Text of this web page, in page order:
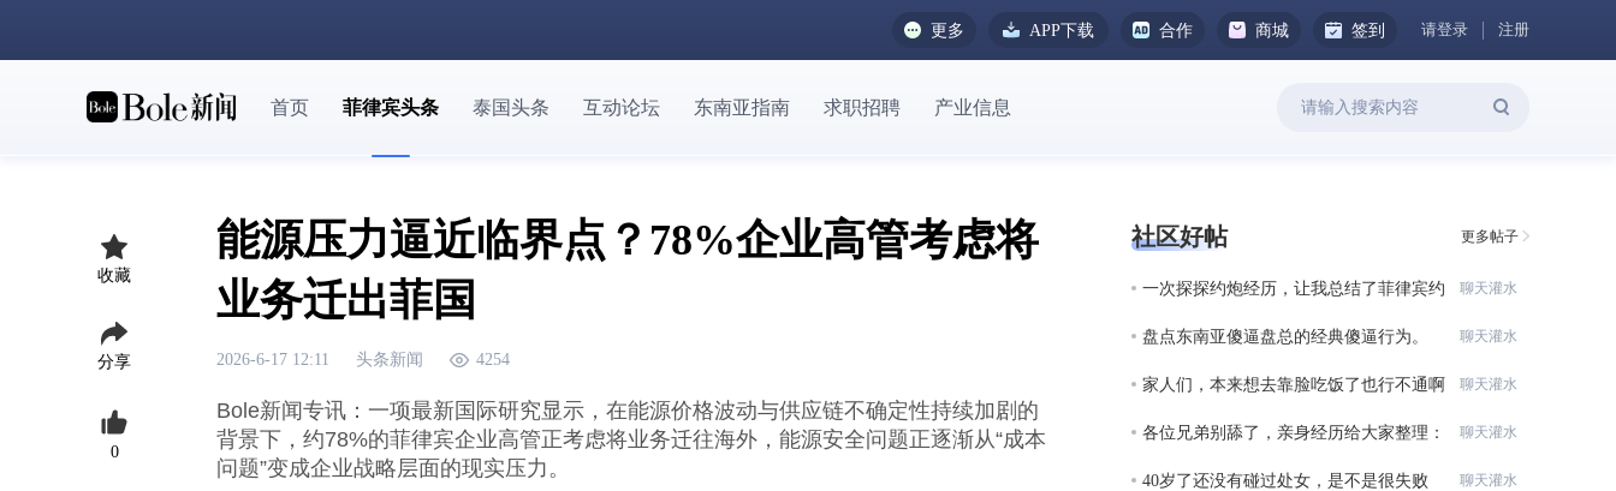
更多 APP下载 合作 商城 签到 请登录 注册
首页 菲律宾头条 泰国头条 互动论坛 东南亚指南 求职招聘 产业信息
收藏
分享
0
能源压力逼近临界点？78%企业高管考虑将
业务迁出菲国
2026-6-17 12:11 头条新闻 4254
Bole新闻专讯：一项最新国际研究显示，在能源价格波动与供应链不确定性持续加剧的
背景下，约78%的菲律宾企业高管正考虑将业务迁往海外，能源安全问题正逐渐从“成本
问题”变成企业战略层面的现实压力。
社区好帖 更多帖子
一次探探约炮经历，让我总结了菲律宾约
聊天灌水
盘点东南亚傻逼盘总的经典傻逼行为。 聊天灌水
家人们，本来想去靠脸吃饭了也行不通啊 聊天灌水
各位兄弟别舔了，亲身经历给大家整理：
聊天灌水
40岁了还没有碰过处女，是不是很失败
聊天灌水